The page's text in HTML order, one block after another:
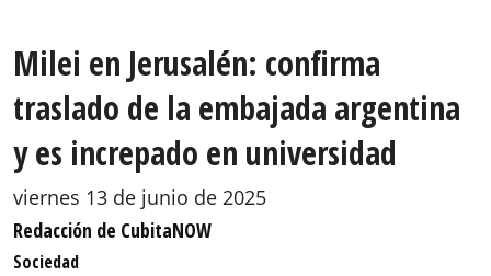
Milei en Jerusalén: confirma
traslado de la embajada argentina
y es increpado en universidad
viernes 13 de junio de 2025
Redacción de CubitaNOW
Sociedad